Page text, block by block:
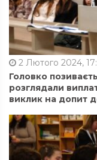
2 Лютого 2024,
Головко
розглядали
виклик на допит